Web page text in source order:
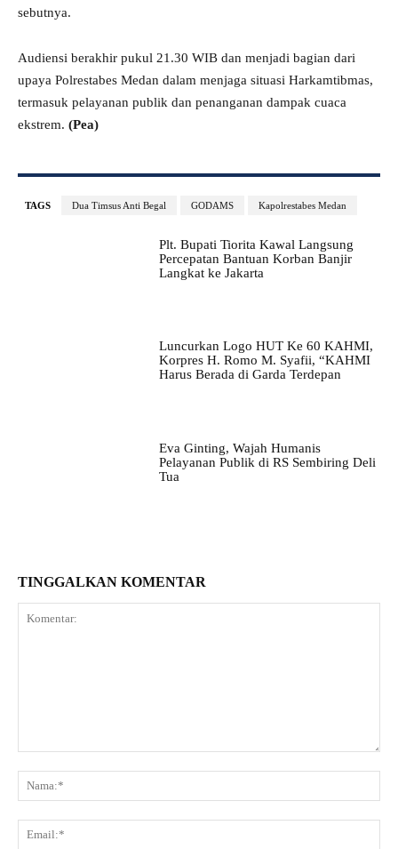
sebutnya.
Audiensi berakhir pukul 21.30 WIB dan menjadi bagian dari
upaya Polrestabes Medan dalam menjaga situasi Harkamtibmas,
termasuk pelayanan publik dan penanganan dampak cuaca
ekstrem. (Pea)
TAGS Dua Timsus Anti Begal GODAMS Kapolrestabes Medan
Plt. Bupati Tiorita Kawal Langsung
Percepatan Bantuan Korban Banjir
Langkat ke Jakarta
Luncurkan Logo HUT Ke 60 KAHMI,
Korpres H. Romo M. Syafii, “KAHMI
Harus Berada di Garda Terdepan
Eva Ginting, Wajah Humanis
Pelayanan Publik di RS Sembiring Deli
Tua
TINGGALKAN KOMENTAR